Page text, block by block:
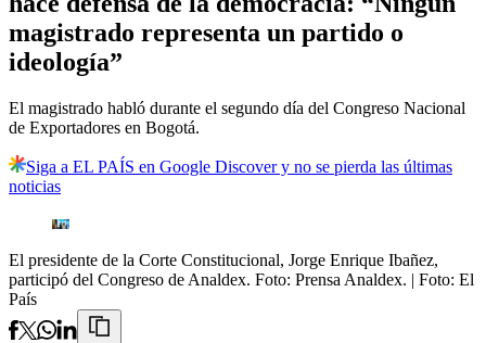
magistrado representa un partido o
ideología”
El magistrado habló durante el segundo día del Congreso Nacional
de Exportadores en Bogotá.
Siga a EL PAÍS en Google Discover y no se pierda las últimas
noticias
El presidente de la Corte Constitucional, Jorge Enrique Ibañez,
participó del Congreso de Analdex. Foto: Prensa Analdex. | Foto: El
País